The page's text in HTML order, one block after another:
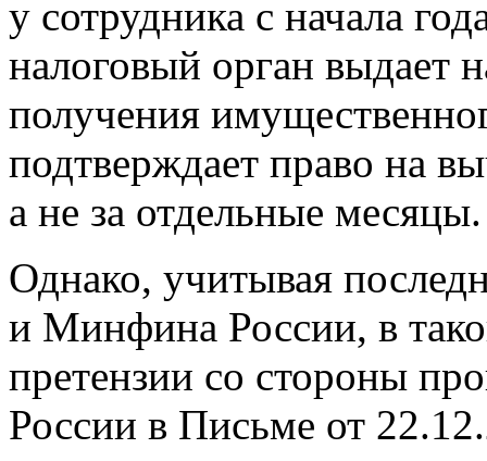
у сотрудника с начала
налоговый орган выдает
получения
подтверждает право на
а не за отдельные месяцы.
Однако, учитывая
и Минфина России, в
претензии со стороны
России в Письме от